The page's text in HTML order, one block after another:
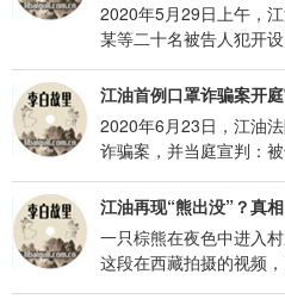
2020年5月29日上午，
某等二十名被告人犯开
江油首例口罩诈骗案开
2020年6月23日，江油
诈骗案，并当庭宣判：
江油再现“熊出没”？真
一只棕熊在夜色中进入
这段在西藏拍摄的视频